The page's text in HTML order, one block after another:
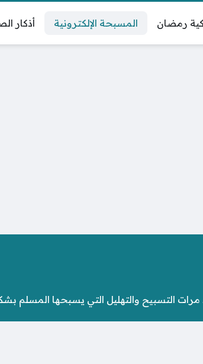
رمضان المسبحة الإلكترونية أذكار
مرات التسبيح والتهليل التي يسبحها